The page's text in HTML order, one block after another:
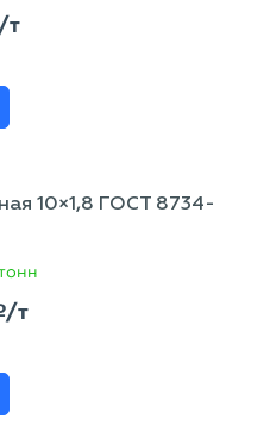
/т
10×1,8 ГОСТ 8734-
/т